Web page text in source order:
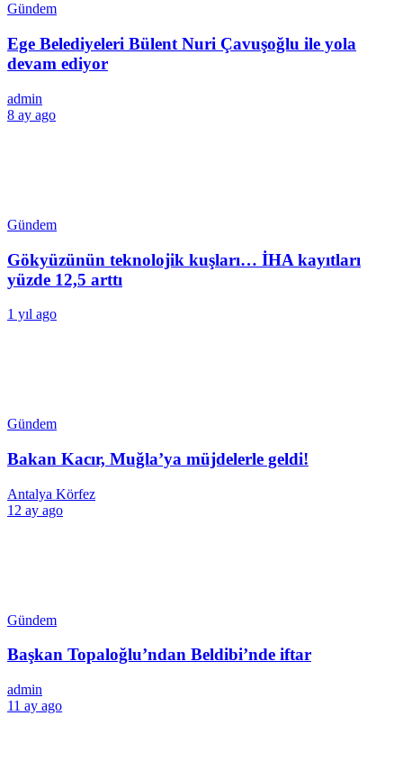
Gündem
Ege Belediyeleri Bülent Nuri Çavuşoğlu ile yola
devam ediyor
admin
8 ay ago
Gündem
Gökyüzünün teknolojik kuşları… İHA kayıtları
yüzde 12,5 arttı
1 yıl ago
Gündem
Bakan Kacır, Muğla’ya müjdelerle geldi!
Antalya Körfez
12 ay ago
Gündem
Başkan Topaloğlu’ndan Beldibi’nde iftar
admin
11 ay ago